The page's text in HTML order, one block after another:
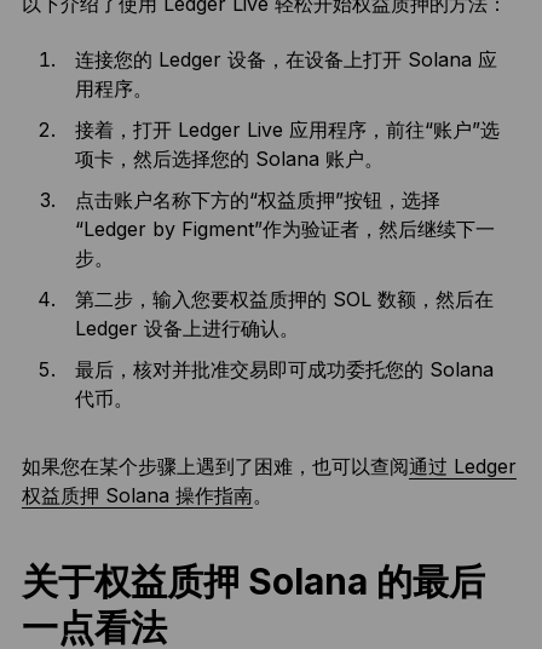
连接您的 Ledger 设备，在设备上打开 Solana 应
用程序。
接着，打开 Ledger Live 应用程序，前往“账户”选
项卡，然后选择您的 Solana 账户。
点击账户名称下方的“权益质押”按钮，选择
“Ledger by Figment”作为验证者，然后继续下一
步。
第二步，输入您要权益质押的 SOL 数额，然后在
Ledger 设备上进行确认。
最后，核对并批准交易即可成功委托您的 Solana
代币。
如果您在某个步骤上遇到了困难，也可以查阅通过 Ledger
权益质押 Solana 操作指南。
关于权益质押 Solana 的最后
一点看法